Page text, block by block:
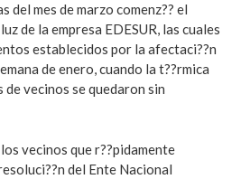
del mes de marzo comenz?? el
de la empresa EDESUR, las cuales
establecidos por la afectaci??n
de enero, cuando la t??rmica
de vecinos se quedaron sin
vecinos que r??pidamente
del Ente Nacional